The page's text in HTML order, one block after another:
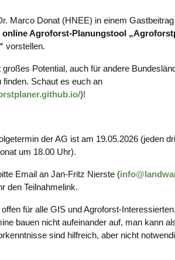
Marco Donat (HNEE) in einem
online Agroforst-Planungstool
vorstellen.
großes Potential, auch für andere
finden. Schaut es euch an
)!
der AG ist am 19.05.2026 (jeden
um 18.00 Uhr).
Email an Jan-Fritz Nierste (
den Teilnahmelink.
für alle GIS und Agroforst-
bauen nicht aufeinander auf, man kann
sind hilfreich, aber nicht